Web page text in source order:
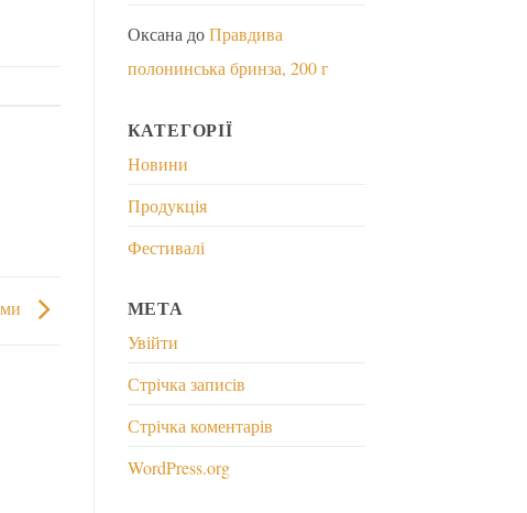
Оксана доПравдива
полонинська бринза, 200 г
КАТЕГОРІЇ
Новини
Продукція
Фестивалі
МЕТА
Увійти
Стрічка записів
Стрічка коментарів
WordPress.org